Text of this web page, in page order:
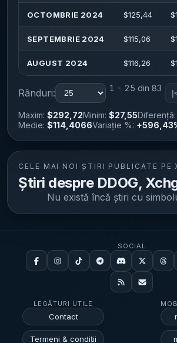
OCTOMBRIE 2024 $125,44 $
SEPTEMBRIE 2024 $115,06 $
AUGUST 2024 $116,26 $
Rânduri: 1 - 25 din 83
Maxim: $292,72Minim: $27,55Diferență:
Medie: $114,4066Variație %:
CELE MAI NOI ȘTIRI PUBLICATE PE
Știri despre DDOG,
Nu există încă știri cu
LEGĂTURI UTILE
Contact
Termeni & condiții
SOCIAL